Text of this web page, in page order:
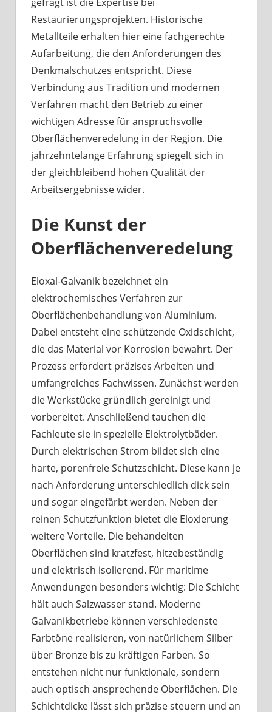
Restaurierungsprojekten. Historische
Metallteile erhalten hier eine fachgerechte
Aufarbeitung, die den Anforderungen des
Denkmalschutzes entspricht. Diese
Verbindung aus Tradition und modernen
Verfahren macht den Betrieb zu einer
wichtigen Adresse für anspruchsvolle
Oberflächenveredelung in der Region. Die
jahrzehntelange Erfahrung spiegelt sich in
der gleichbleibend hohen Qualität der
Arbeitsergebnisse wider.
Die Kunst der
Oberflächenveredelung
Eloxal-Galvanik bezeichnet ein
elektrochemisches Verfahren zur
Oberflächenbehandlung von Aluminium.
Dabei entsteht eine schützende Oxidschicht,
die das Material vor Korrosion bewahrt. Der
Prozess erfordert präzises Arbeiten und
umfangreiches Fachwissen. Zunächst werden
die Werkstücke gründlich gereinigt und
vorbereitet. Anschließend tauchen die
Fachleute sie in spezielle Elektrolytbäder.
Durch elektrischen Strom bildet sich eine
harte, porenfreie Schutzschicht. Diese kann je
nach Anforderung unterschiedlich dick sein
und sogar eingefärbt werden. Neben der
reinen Schutzfunktion bietet die Eloxierung
weitere Vorteile. Die behandelten
Oberflächen sind kratzfest, hitzebeständig
und elektrisch isolierend. Für maritime
Anwendungen besonders wichtig: Die Schicht
hält auch Salzwasser stand. Moderne
Galvanikbetriebe können verschiedenste
Farbtöne realisieren, von natürlichem Silber
über Bronze bis zu kräftigen Farben. So
entstehen nicht nur funktionale, sondern
auch optisch ansprechende Oberflächen. Die
Schichtdicke lässt sich präzise steuern und an